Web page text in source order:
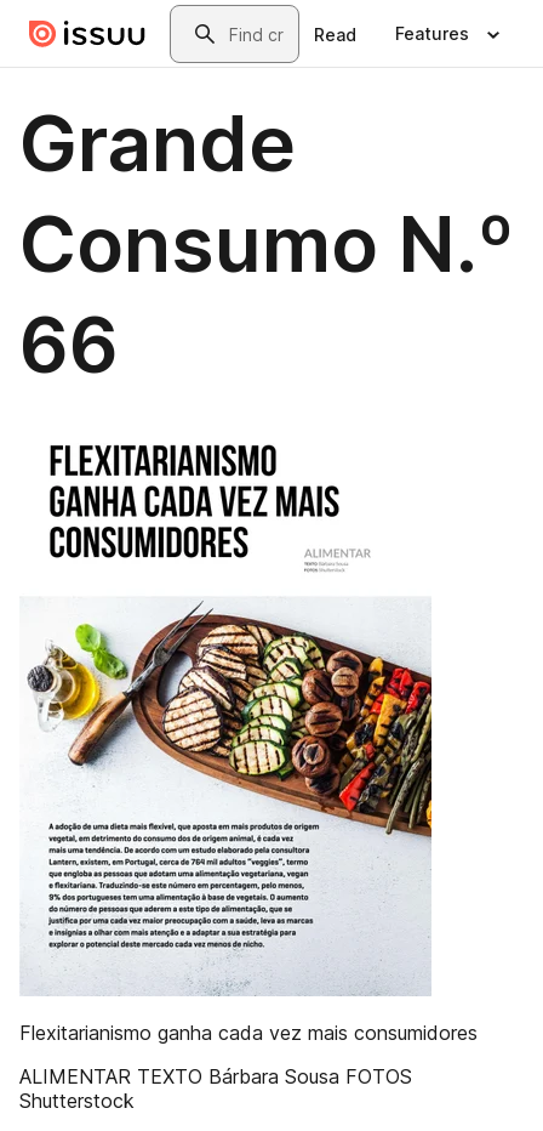
Skip to main contentSearch
Read Features
Grande
Consumo N.º
66
Flexitarianismo ganha cada vez mais consumidores
ALIMENTAR TEXTO Bárbara Sousa FOTOS
Shutterstock